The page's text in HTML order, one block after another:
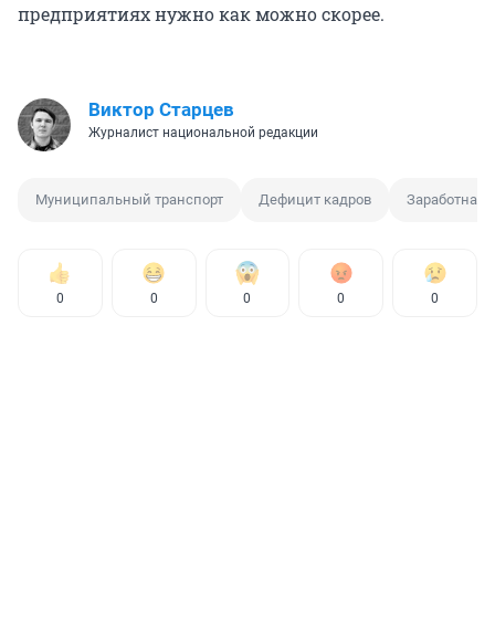
предприятиях нужно как можно скорее.
Виктор Старцев
Журналист национальной редакции
Муниципальный транспорт Дефицит кадров Заработная
0 0 0 0 0